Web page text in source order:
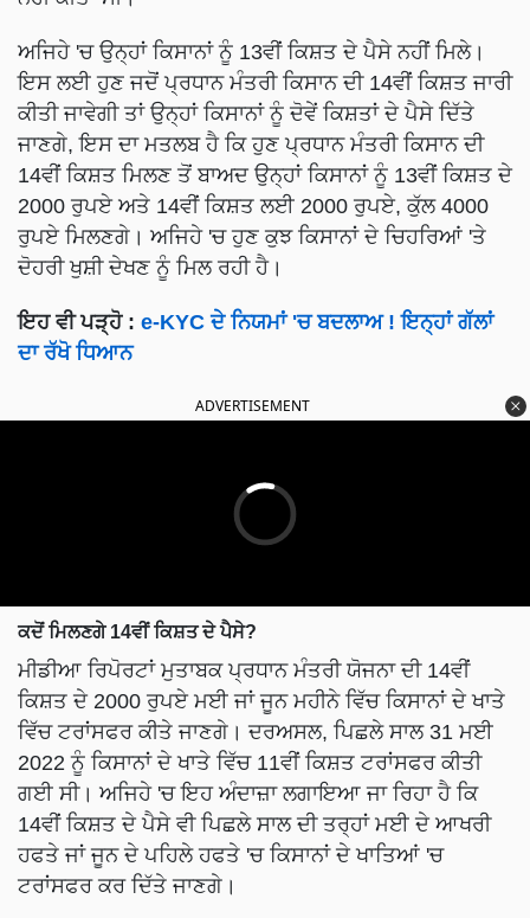
ਅਜਿਹੇ 'ਚ ਉਨ੍ਹਾਂ ਕਿਸਾਨਾਂ ਨੂੰ 13ਵੀਂ ਕਿਸ਼ਤ ਦੇ ਪੈਸੇ ਨਹੀਂ ਮਿਲੇ।
ਇਸ ਲਈ ਹੁਣ ਜਦੋਂ ਪ੍ਰਧਾਨ ਮੰਤਰੀ ਕਿਸਾਨ ਦੀ 14ਵੀਂ ਕਿਸ਼ਤ ਜਾਰੀ
ਕੀਤੀ ਜਾਵੇਗੀ ਤਾਂ ਉਨ੍ਹਾਂ ਕਿਸਾਨਾਂ ਨੂੰ ਦੋਵੇਂ ਕਿਸ਼ਤਾਂ ਦੇ ਪੈਸੇ ਦਿੱਤੇ
ਜਾਣਗੇ, ਇਸ ਦਾ ਮਤਲਬ ਹੈ ਕਿ ਹੁਣ ਪ੍ਰਧਾਨ ਮੰਤਰੀ ਕਿਸਾਨ ਦੀ
14ਵੀਂ ਕਿਸ਼ਤ ਮਿਲਣ ਤੋਂ ਬਾਅਦ ਉਨ੍ਹਾਂ ਕਿਸਾਨਾਂ ਨੂੰ 13ਵੀਂ ਕਿਸ਼ਤ ਦੇ
2000 ਰੁਪਏ ਅਤੇ 14ਵੀਂ ਕਿਸ਼ਤ ਲਈ 2000 ਰੁਪਏ, ਕੁੱਲ 4000
ਰੁਪਏ ਮਿਲਣਗੇ। ਅਜਿਹੇ 'ਚ ਹੁਣ ਕੁਝ ਕਿਸਾਨਾਂ ਦੇ ਚਿਹਰਿਆਂ 'ਤੇ
ਦੋਹਰੀ ਖੁਸ਼ੀ ਦੇਖਣ ਨੂੰ ਮਿਲ ਰਹੀ ਹੈ।
ਇਹ ਵੀ ਪੜ੍ਹੋ : e-KYC ਦੇ ਨਿਯਮਾਂ 'ਚ ਬਦਲਾਅ ! ਇਨ੍ਹਾਂ ਗੱਲਾਂ
ਦਾ ਰੱਖੋ ਧਿਆਨ
ADVERTISEMENT
ਕਦੋਂ ਮਿਲਣਗੇ 14ਵੀਂ ਕਿਸ਼ਤ ਦੇ ਪੈਸੇ?
ਮੀਡੀਆ ਰਿਪੋਰਟਾਂ ਮੁਤਾਬਕ ਪ੍ਰਧਾਨ ਮੰਤਰੀ ਯੋਜਨਾ ਦੀ 14ਵੀਂ
ਕਿਸ਼ਤ ਦੇ 2000 ਰੁਪਏ ਮਈ ਜਾਂ ਜੂਨ ਮਹੀਨੇ ਵਿੱਚ ਕਿਸਾਨਾਂ ਦੇ ਖਾਤੇ
ਵਿੱਚ ਟਰਾਂਸਫਰ ਕੀਤੇ ਜਾਣਗੇ। ਦਰਅਸਲ, ਪਿਛਲੇ ਸਾਲ 31 ਮਈ
2022 ਨੂੰ ਕਿਸਾਨਾਂ ਦੇ ਖਾਤੇ ਵਿੱਚ 11ਵੀਂ ਕਿਸ਼ਤ ਟਰਾਂਸਫਰ ਕੀਤੀ
ਗਈ ਸੀ। ਅਜਿਹੇ 'ਚ ਇਹ ਅੰਦਾਜ਼ਾ ਲਗਾਇਆ ਜਾ ਰਿਹਾ ਹੈ ਕਿ
14ਵੀਂ ਕਿਸ਼ਤ ਦੇ ਪੈਸੇ ਵੀ ਪਿਛਲੇ ਸਾਲ ਦੀ ਤਰ੍ਹਾਂ ਮਈ ਦੇ ਆਖਰੀ
ਹਫਤੇ ਜਾਂ ਜੂਨ ਦੇ ਪਹਿਲੇ ਹਫਤੇ 'ਚ ਕਿਸਾਨਾਂ ਦੇ ਖਾਤਿਆਂ 'ਚ
ਟਰਾਂਸਫਰ ਕਰ ਦਿੱਤੇ ਜਾਣਗੇ।